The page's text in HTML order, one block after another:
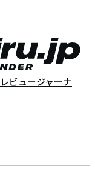
レビュージャーナ